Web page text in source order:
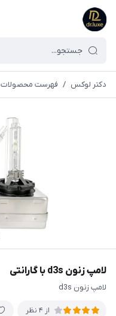
دکتر لوکس / فهرست محصولات
لامپ زنون d3s با گارانتی
لامپ زنون d3s
از 4 نظر